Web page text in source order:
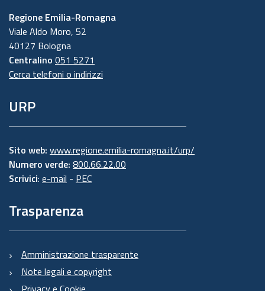
Regione Emilia-Romagna
Viale Aldo Moro, 52
40127 Bologna
Centralino 051 5271
Cerca telefoni o indirizzi
URP
Sito web: www.regione.emilia-romagna.it/urp/
Numero verde: 800.66.22.00
Scrivici: e-mail - PEC
Trasparenza
Amministrazione trasparente
Note legali e copyright